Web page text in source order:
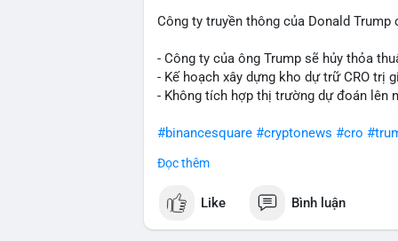
dịch tương tự trong 24 giờ tới, khả năng
#12dot1btc #786kusd #dichuyenvinuong
Công ty truyền thông của Donald
- Công ty của ông Trump sẽ hủy thỏa
- Kế hoạch xây dựng kho dự trữ CRO trị
- Không tích hợp thị trường dự đoán lên
#binancesquare #cryptonews #cro
$cro
#vlikevn #titanbot
Đọc thêm
Like Bình luận